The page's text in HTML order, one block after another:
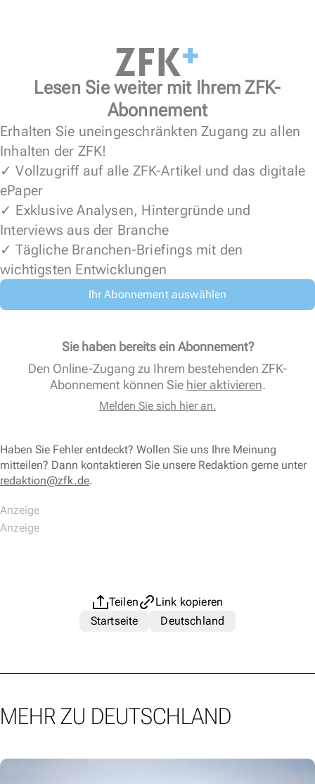
Lesen Sie weiter mit Ihrem ZFK-
Abonnement
Erhalten Sie uneingeschränkten Zugang zu allen
Inhalten der ZFK!
✓ Vollzugriff auf alle ZFK-Artikel und das digitale
ePaper
✓ Exklusive Analysen, Hintergründe und
Interviews aus der Branche
✓ Tägliche Branchen-Briefings mit den
wichtigsten Entwicklungen
Ihr Abonnement auswählen
Sie haben bereits ein Abonnement?
Den Online-Zugang zu Ihrem bestehenden ZFK-
Abonnement können Sie hier aktivieren.
Melden Sie sich hier an.
Haben Sie Fehler entdeckt? Wollen Sie uns Ihre Meinung
mitteilen? Dann kontaktieren Sie unsere Redaktion gerne unter
redaktion@zfk.de.
Teilen
Link kopieren
Startseite
Deutschland
MEHR ZU DEUTSCHLAND